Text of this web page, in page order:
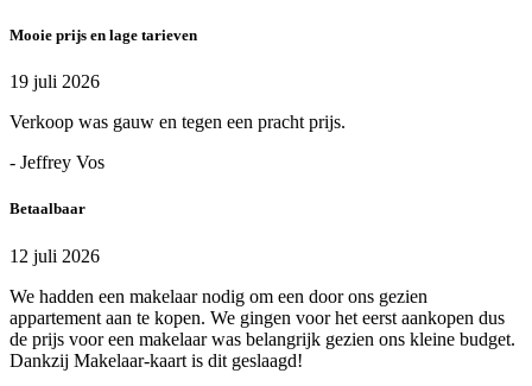
Mooie prijs en lage tarieven
19 juli 2026
Verkoop was gauw en tegen een pracht prijs.
- Jeffrey Vos
Betaalbaar
12 juli 2026
We hadden een makelaar nodig om een door ons gezien
appartement aan te kopen. We gingen voor het eerst aankopen dus
de prijs voor een makelaar was belangrijk gezien ons kleine budget.
Dankzij Makelaar-kaart is dit geslaagd!